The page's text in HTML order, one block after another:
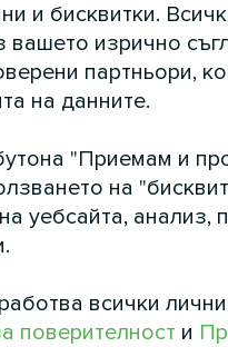
вила с
Split
Split от серията
ефективно
през цялата
и бисквитки.
вашето изрично
партньори,
на данните.
"Приемам и
на
уебсайта, анализ,
всички
поверителност и